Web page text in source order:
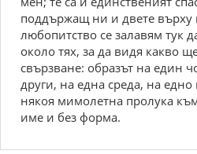
поддържащ ни и двете върху
любопитство се залавям тук
около тях, за да видя какво
свързване: образът на един
други, на една среда, на едно
някоя мимолетна пролука
име и без форма.